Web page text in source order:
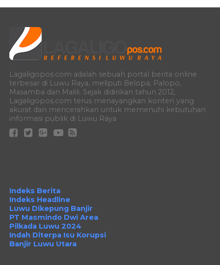
Lagaligopos.com adalah sebuah portal berita online
terbesar di Luwu Raya, meliputi Belopa, Palopo,
Masamba dan Malili. Sejak didirikan tahun 2012,
Lagaligopos.com terus menayangkan konten yang
akurat dan mencerahkan untuk memenuhi kebutuhan
informasi publik di Luwu Raya
Indeks Berita
Indeks Headline
Luwu Dikepung Banjir
PT Masmindo Dwi Area
Pilkada Luwu 2024
Indah Diterpa Isu Korupsi
Banjir Luwu Utara